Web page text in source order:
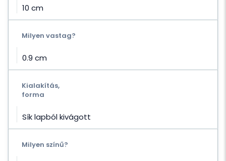
10 cm
Milyen vastag?
0.9 cm
Kialakítás,
forma
Sík lapból kivágott
Milyen színű?